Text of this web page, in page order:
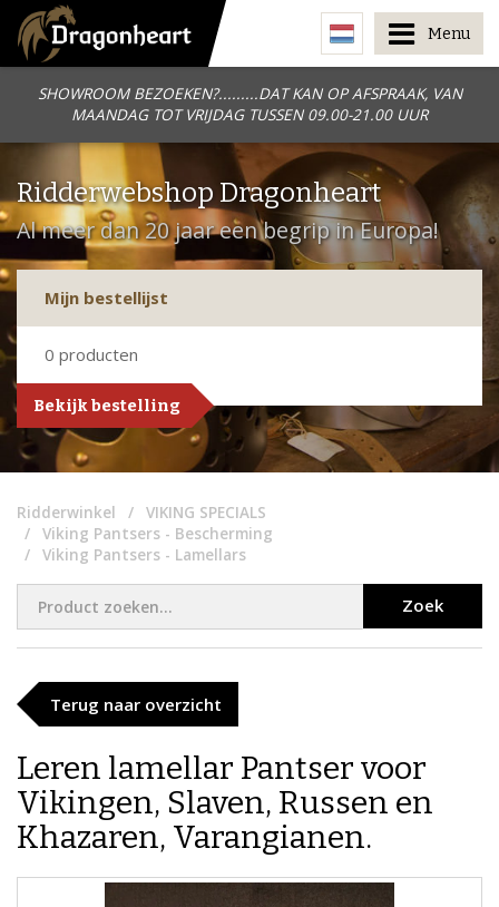
SHOWROOM BEZOEKEN?.........DAT KAN OP AFSPRAAK, VAN
MAANDAG TOT VRIJDAG TUSSEN 09.00-21.00 UUR
Menu
Ridderwebshop Dragonheart
Al meer dan 20 jaar een begrip in Europa!
Mijn bestellijst
0 producten
Bekijk bestelling
Ridderwinkel
VIKING SPECIALS
Viking Pantsers - Bescherming
Viking Pantsers - Lamellars
Zoek
Terug naar overzicht
Leren lamellar Pantser voor
Vikingen, Slaven, Russen en
Khazaren, Varangianen.